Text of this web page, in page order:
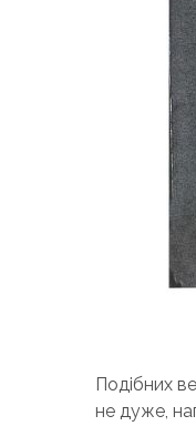
Подібних
не дуже,